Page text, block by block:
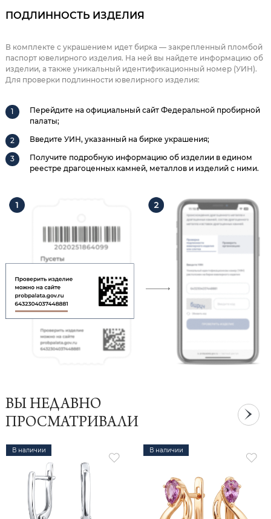
ПОДЛИННОСТЬ ИЗДЕЛИЯ
В комплекте с украшением идет бирка — закрепленный пломбой
паспорт ювелирного изделия. На ней вы найдете информацию об
изделии, а также уникальный идентификационный номер (УИН).
Для проверки подлинности ювелирного изделия:
Перейдите на официальный сайт Федеральной пробирной
палаты;
Введите УИН, указанный на бирке украшения;
Получите подробную информацию об изделии в едином
реестре драгоценных камней, металлов и изделий с ними.
ВЫ НЕДАВНО
ПРОСМАТРИВАЛИ
В наличии В наличии